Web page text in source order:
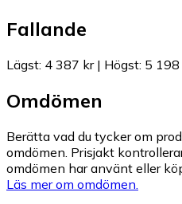
Fallande
Lägst: 4 387 kr| Högst: 5 198
Omdömen
Berätta vad du tycker om
omdömen. Prisjakt
omdömen har använt eller
Läs mer om omdömen.